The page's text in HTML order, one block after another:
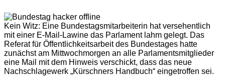
Kein Witz: Eine Bundestagsmitarbeiterin hat versehentlich
mit einer E-Mail-Lawine das Parlament lahm gelegt. Das
Referat für Öffentlichkeitsarbeit des Bundestages hatte
zunächst am Mittwochmorgen an alle Parlamentsmitglieder
eine Mail mit dem Hinweis verschickt, dass das neue
Nachschlagewerk „Kürschners Handbuch“ eingetroffen sei.